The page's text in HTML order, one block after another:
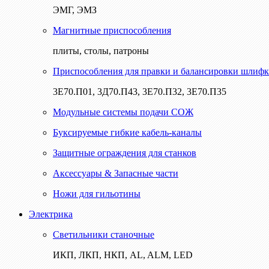
ЭМГ, ЭМЗ
Магнитные приспособления
плиты, столы, патроны
Приспособления для правки и балансировки
3Е70.П01, 3Д70.П43, 3Е70.П32, 3Е70.П35
Модульные системы подачи СОЖ
Буксируемые гибкие кабель-каналы
Защитные ограждения для станков
Аксессуары & Запасные части
Ножи для гильотины
Электрика
Светильники станочные
ИКП, ЛКП, НКП, AL, ALM, LED